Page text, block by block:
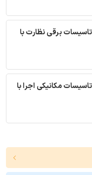
برقی نظارت با
مکانیکی اجرا با